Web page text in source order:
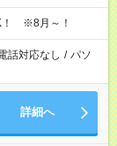
！ ※8月～！
話対応なし / パソ
詳細へ